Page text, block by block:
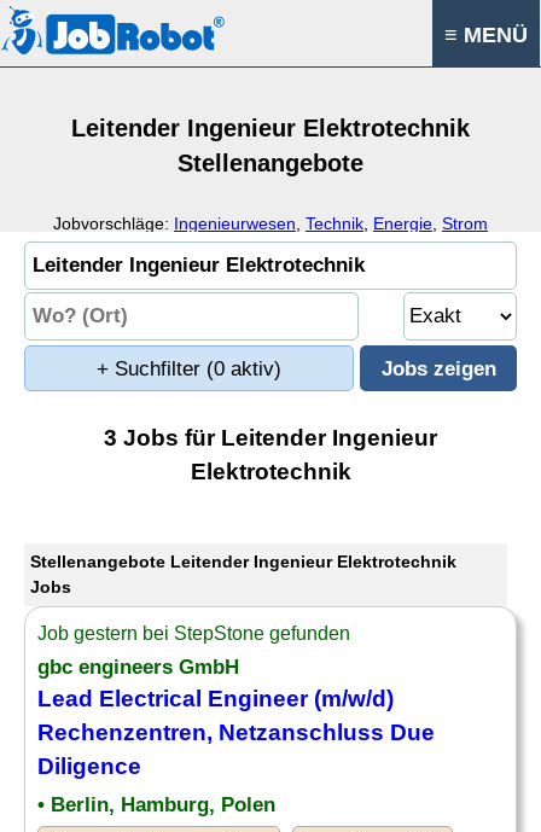
≡ MENÜ
Leitender Ingenieur Elektrotechnik
Stellenangebote
Jobvorschläge: Ingenieurwesen Technik Energie Strom
+ Suchfilter (0 aktiv)
3 Jobs für Leitender Ingenieur
Elektrotechnik
Stellenangebote Leitender Ingenieur Elektrotechnik
Jobs
Job gestern bei StepStone gefunden
gbc engineers GmbH
Lead Electrical Engineer (m/w/d)
Rechenzentren, Netzanschluss Due
Diligence
• Berlin, Hamburg, Polen